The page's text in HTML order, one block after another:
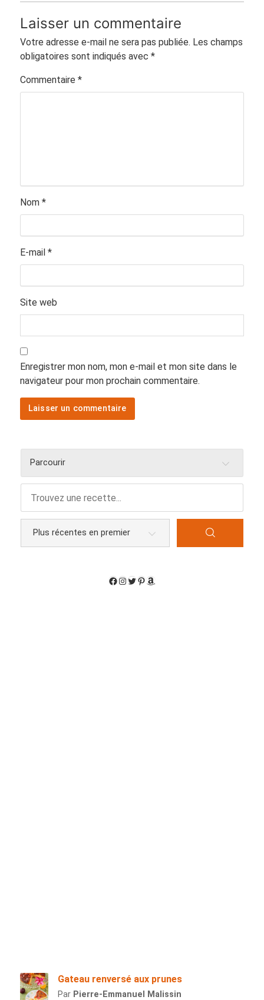
Laisser un commentaire
Votre adresse e-mail ne sera pas publiée. Les champs
obligatoires sont indiqués avec *
Commentaire *
Nom *
E-mail *
Site web
Enregistrer mon nom, mon e-mail et mon site dans le
navigateur pour mon prochain commentaire.
Parcourir
Gateau renversé aux prunes
Par Pierre-Emmanuel Malissin